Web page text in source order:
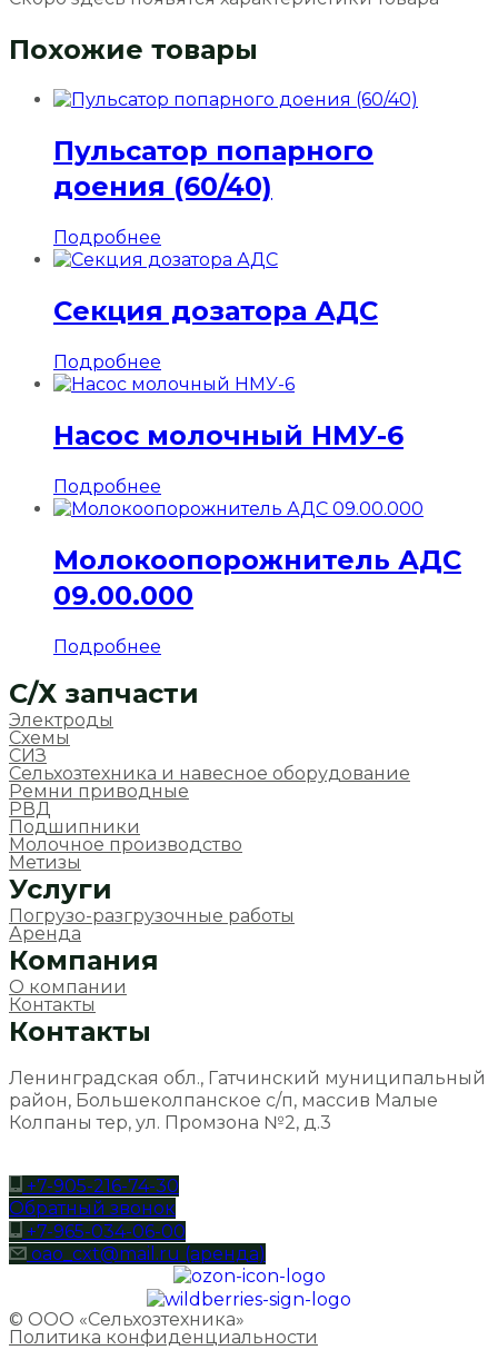
Похожие товары
Пульсатор попарного
доения (60/40)
Подробнее
Секция дозатора АДС
Подробнее
Насос молочный НМУ-6
Подробнее
Молокоопорожнитель АДС
09.00.000
Подробнее
C/Х запчасти
Электроды
Схемы
СИЗ
Сельхозтехника и навесное оборудование
Ремни приводные
РВД
Подшипники
Молочное производство
Метизы
Услуги
Погрузо-разгрузочные работы
Аренда
Компания
О компании
Контакты
Контакты
Ленинградская обл., Гатчинский муниципальный
район, Большеколпанское с/п, массив Малые
Колпаны тер, ул. Промзона №2, д.3
+7-905-216-74-30
Обратный звонок
+7-965-034-06-00
oao_cxt@mail.ru (аренда)
© ООО «Сельхозтехника»
Политика конфиденциальности